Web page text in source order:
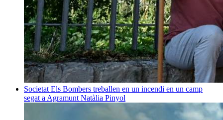
Societat Els Bombers treballen en un incendi en un camp
segat a Agramunt Natàlia Pinyol